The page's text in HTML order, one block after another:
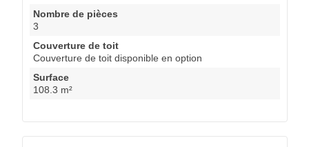
Nombre de pièces
3
Couverture de toit
Couverture de toit disponible en option
Surface
108.3 m²